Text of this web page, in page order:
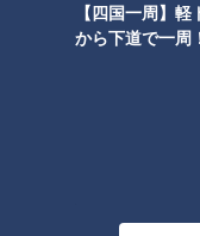
【四国一周】
から下道で一周
2021/07/